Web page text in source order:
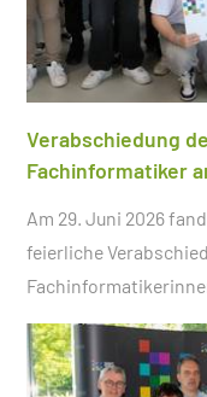
Verabschiedung
Fachinformatiker
Am 29. Juni 2026
feierliche